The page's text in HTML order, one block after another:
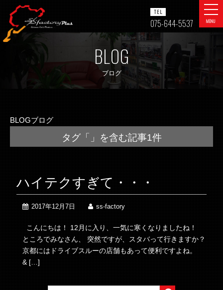
MENU
TEL
075-644-5537
BLOG
ブログ
BLOGブログ
タグ「」を含む記事1件
ハイテクすぎて・・・
2017年12月7日 ss-factory
こんにちは！ 12月に入り、一気に寒くなりましたね！
ところでみなさん、 突然ですが、スタバって行きますか？
京都にはドライブスルーの店舗もあって便利ですよね。
& […]